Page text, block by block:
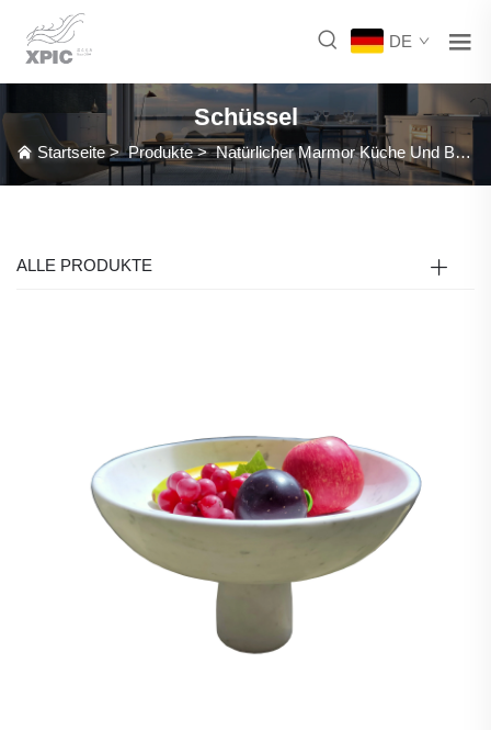
DE
Schüssel
Startseite>Produkte>Natürlicher Marmor Küche Und Badezimmer Zubehör
ALLE PRODUKTE